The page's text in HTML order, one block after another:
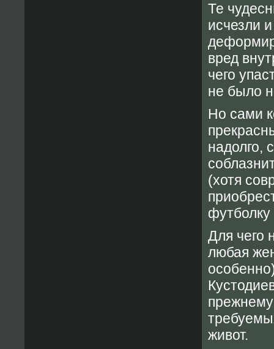
Те
исчезли
вред
чего
не было
Но сами
надолго,
(хотя
Для чего
любая
живот.